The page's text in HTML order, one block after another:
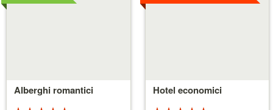
Alberghi romantici Hotel economici